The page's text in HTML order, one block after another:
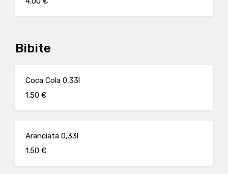
Bibite
Coca Cola 0,33l
1.50 €
Aranciata 0,33l
1.50 €